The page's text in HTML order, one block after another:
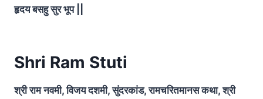
हृदय बसहु सुर भूप||
Shri Ram Stuti
श्री राम नवमी, विजय दशमी, सुंदरकांड, रामचरितमानस कथा, श्री